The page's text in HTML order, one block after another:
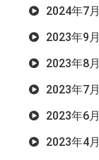
2024年7月
2023年9月
2023年8月
2023年7月
2023年6月
2023年4月